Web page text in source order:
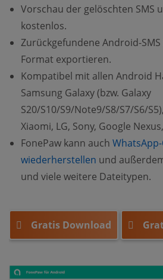
Vorschau der gelöschten SMS
kostenlos.
Zurückgefundene Android-SMS
Format exportieren.
Kompatibel mit allen Android
Samsung Galaxy (bzw. Galaxy
S20/S10/S9/Note9/S8/S7/S6/
Xiaomi, LG, Sony, Google
FonePaw kann auch
wiederherstellen und
und viele weitere Dateitypen.
Gratis Download